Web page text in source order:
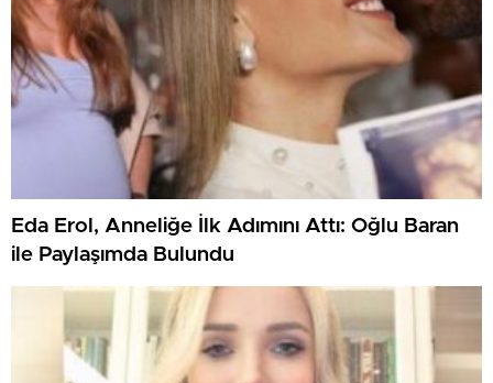
Eda Erol, Anneliğe İlk Adımını Attı: Oğlu Baran
ile Paylaşımda Bulundu